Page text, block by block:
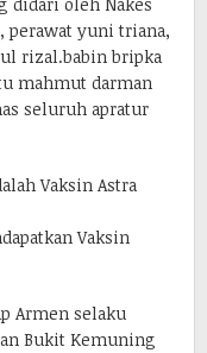
didari oleh Nakes
perawat yuni triana,
rizal.babin bripka
mahmut darman
seluruh apratur
Vaksin Astra
Vaksin
Armen selaku
Bukit Kemuning